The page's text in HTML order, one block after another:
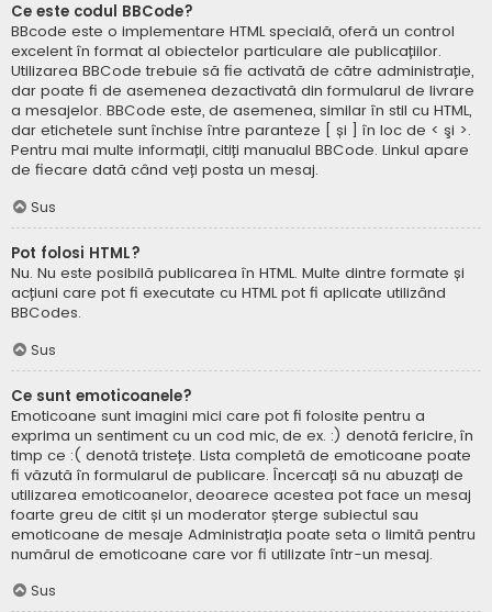
Ce este codul BBCode?
BBcode este o implementare HTML specială, oferă un control
excelent în format al obiectelor particulare ale publicațiilor.
Utilizarea BBCode trebuie să fie activată de către administrație,
dar poate fi de asemenea dezactivată din formularul de livrare
a mesajelor. BBCode este, de asemenea, similar în stil cu HTML,
dar etichetele sunt închise între paranteze [ și ] în loc de < şi >.
Pentru mai multe informații, citiți manualul BBCode. Linkul apare
de fiecare dată când veți posta un mesaj.
Sus
Pot folosi HTML?
Nu. Nu este posibilă publicarea în HTML. Multe dintre formate și
acțiuni care pot fi executate cu HTML pot fi aplicate utilizând
BBCodes.
Sus
Ce sunt emoticoanele?
Emoticoane sunt imagini mici care pot fi folosite pentru a
exprima un sentiment cu un cod mic, de ex. :) denotă fericire, în
timp ce :( denotă tristețe. Lista completă de emoticoane poate
fi văzută în formularul de publicare. Încercați să nu abuzați de
utilizarea emoticoanelor, deoarece acestea pot face un mesaj
foarte greu de citit și un moderator șterge subiectul sau
emoticoane de mesaje Administrația poate seta o limită pentru
numărul de emoticoane care vor fi utilizate într-un mesaj.
Sus